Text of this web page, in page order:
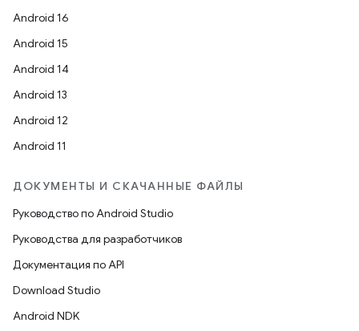
Android 16
Android 15
Android 14
Android 13
Android 12
Android 11
ДОКУМЕНТЫ И СКАЧАННЫЕ ФАЙЛЫ
Руководство по Android Studio
Руководства для разработчиков
Документация по API
Download Studio
Android NDK